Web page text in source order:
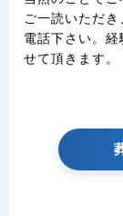
ご一読いただ
電話下さい。
せて頂きます。